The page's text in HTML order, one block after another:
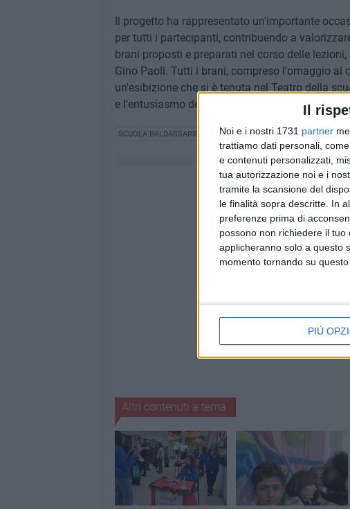
Il
Noi e i nostri 1731 partner
trattiamo dati personali,
e contenuti personalizzati,
tua autorizzazione noi e i
tramite la scansione del
le finalità sopra descritte. In
preferenze prima di
possono non richiedere il
applicheranno solo a questo
momento tornando su
PIÙ
Il progetto ha rappresentato un'importante
per tutti i partecipanti, contribuendo a
brani proposti e preparati nel corso delle
Gino Paoli. Tutti i brani, compreso l'omaggio al
un'esibizione che si è tenuta nel Teatro della
e l'entusiasmo del pubblico intervenuto, con
SCUOLA BALDASSARRE
Altri contenuti a tema